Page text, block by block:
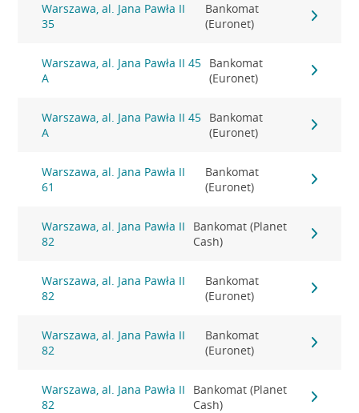
Warszawa, al. Jana Pawła II
35
Bankomat
(Euronet)
Warszawa, al. Jana Pawła II 45
A
Bankomat
(Euronet)
Warszawa, al. Jana Pawła II 45
A
Bankomat
(Euronet)
Warszawa, al. Jana Pawła II
61
Bankomat
(Euronet)
Warszawa, al. Jana Pawła II
82
Bankomat (Planet
Cash)
Warszawa, al. Jana Pawła II
82
Bankomat
(Euronet)
Warszawa, al. Jana Pawła II
82
Bankomat
(Euronet)
Warszawa, al. Jana Pawła II
82
Bankomat (Planet
Cash)